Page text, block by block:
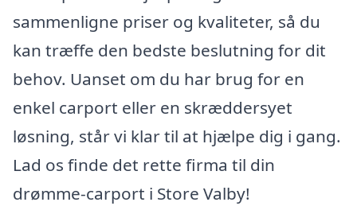
sammenligne priser og kvaliteter, så du
kan træffe den bedste beslutning for dit
behov. Uanset om du har brug for en
enkel carport eller en skræddersyet
løsning, står vi klar til at hjælpe dig i gang.
Lad os finde det rette firma til din
drømme-carport i Store Valby!